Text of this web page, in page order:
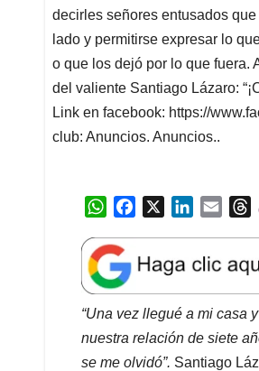
decirles señores entusados
lado y permitirse expresar lo
o que los dejó por lo que fuera.
del valiente Santiago Lázaro:
Link en facebook: https://
club: Anuncios. Anuncios..
W
a
t
s
A
p
p
e
b
o
o
k
k
e
d
I
n
l
T
e
a
d
s
“Una vez llegué a mi casa
nuestra relación de siete
se me olvidó”. Santiago